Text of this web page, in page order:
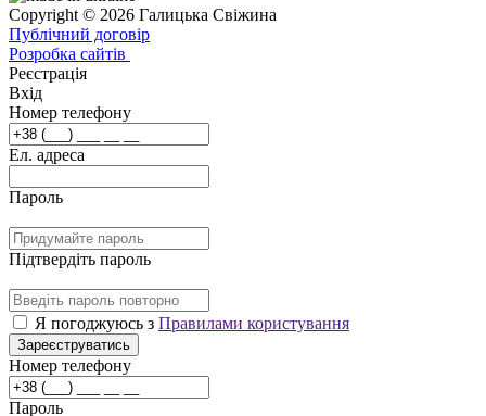
Copyright © 2026 Галицька Свіжина
Публічний договір
Розробка сайтів
Реєстрація
Вхід
Номер телефону
Ел. адреса
Пароль
Підтвердіть пароль
Я погоджуюсь з Правилами користування
Зареєструватись
Номер телефону
Пароль